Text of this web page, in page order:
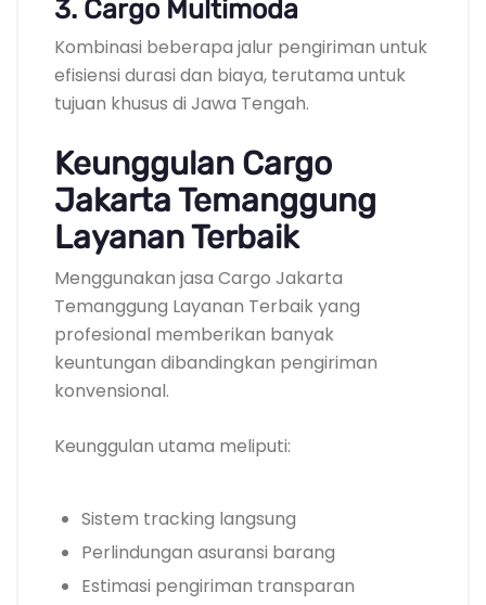
3. Cargo Multimoda
Kombinasi beberapa jalur pengiriman untuk
efisiensi durasi dan biaya, terutama untuk
tujuan khusus di Jawa Tengah.
Keunggulan Cargo
Jakarta Temanggung
Layanan Terbaik
Menggunakan jasa Cargo Jakarta
Temanggung Layanan Terbaik yang
profesional memberikan banyak
keuntungan dibandingkan pengiriman
konvensional.
Keunggulan utama meliputi:
Sistem tracking langsung
Perlindungan asuransi barang
Estimasi pengiriman transparan